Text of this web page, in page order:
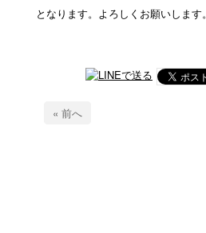
となります。よろしくお願いします。
« 前へ